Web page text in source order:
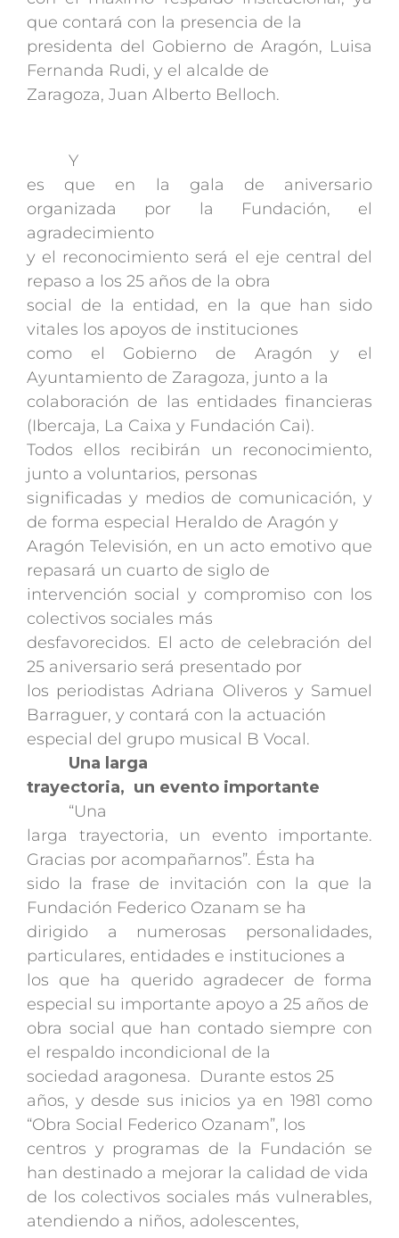
que contará con la presencia de la
presidenta del Gobierno de Aragón, Luisa
Fernanda Rudi, y el alcalde de
Zaragoza, Juan Alberto Belloch.
Y
es que en la gala de aniversario
organizada por la Fundación, el
agradecimiento
y el reconocimiento será el eje central del
repaso a los 25 años de la obra
social de la entidad, en la que han sido
vitales los apoyos de instituciones
como el Gobierno de Aragón y el
Ayuntamiento de Zaragoza, junto a la
colaboración de las entidades financieras
(Ibercaja, La Caixa y Fundación Cai).
Todos ellos recibirán un reconocimiento,
junto a voluntarios, personas
significadas y medios de comunicación, y
de forma especial Heraldo de Aragón y
Aragón Televisión, en un acto emotivo que
repasará un cuarto de siglo de
intervención social y compromiso con los
colectivos sociales más
desfavorecidos. El acto de celebración del
25 aniversario será presentado por
los periodistas Adriana Oliveros y Samuel
Barraguer, y contará con la actuación
especial del grupo musical B Vocal.
Una larga
trayectoria, un evento importante
“Una
larga trayectoria, un evento importante.
Gracias por acompañarnos”. Ésta ha
sido la frase de invitación con la que la
Fundación Federico Ozanam se ha
dirigido a numerosas personalidades,
particulares, entidades e instituciones a
los que ha querido agradecer de forma
especial su importante apoyo a 25 años de
obra social que han contado siempre con
el respaldo incondicional de la
sociedad aragonesa. Durante estos 25
años, y desde sus inicios ya en 1981 como
“Obra Social Federico Ozanam”, los
centros y programas de la Fundación se
han destinado a mejorar la calidad de vida
de los colectivos sociales más vulnerables,
atendiendo a niños, adolescentes,